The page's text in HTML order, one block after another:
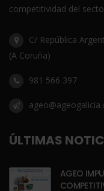
competitividad del
C/ República
(A Coruña)
981 566 397
ÚLTIMAS
AGEO